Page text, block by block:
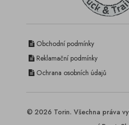
Obchodní podmínky
Reklamační podmínky
Ochrana osobních údajů
© 2026 Torin. Všechna práva